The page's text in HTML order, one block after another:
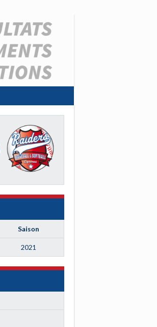
Saison
2021